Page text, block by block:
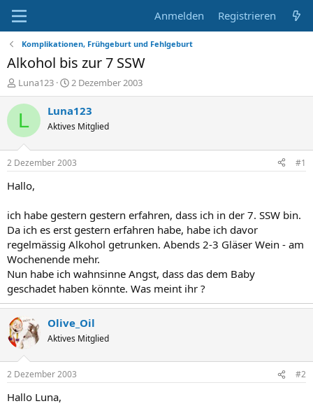
Anmelden Registrieren
Komplikationen, Frühgeburt und Fehlgeburt
Alkohol bis zur 7 SSW
E
r
s
l
e
r
Luna123
E
r
s
e
l
t
2 Dezember 2003
L Luna123
Aktives Mitglied
2 Dezember 2003 #1
Hallo,
ich habe gestern gestern erfahren, dass ich in der 7. SSW bin.
Da ich es erst gestern erfahren habe, habe ich davor
regelmässig Alkohol getrunken. Abends 2-3 Gläser Wein - am
Wochenende mehr.
Nun habe ich wahnsinne Angst, dass das dem Baby
geschadet haben könnte. Was meint ihr ?
Olive_Oil
Aktives Mitglied
2 Dezember 2003 #2
Hallo Luna,